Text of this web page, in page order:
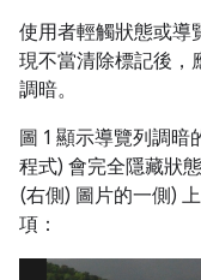
使用者輕觸狀態或導
現不當清除標記後，
調暗。
圖 1 顯示導覽列調
程式) 會完全隱藏狀
(右側) 圖片的一側)
項：